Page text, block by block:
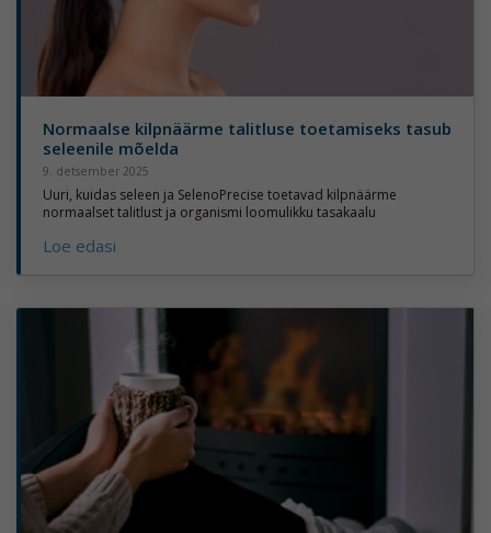
Normaalse kilpnäärme talitluse toetamiseks tasub
seleenile mõelda
9. detsember 2025
Uuri, kuidas seleen ja SelenoPrecise toetavad kilpnäärme
normaalset talitlust ja organismi loomulikku tasakaalu
Loe edasi